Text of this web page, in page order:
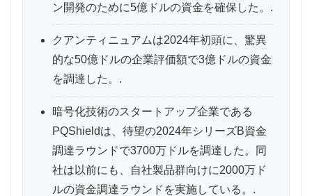
ン開発のために5億ドルの資金を確保した。.
クアンティニュアムは2024年初頭に、驚異
的な50億ドルの企業評価額で3億ドルの資金
を調達した。.
暗号化技術のスタートアップ企業である
PQShieldは、待望の2024年シリーズB資金
調達ラウンドで3700万ドルを調達した。同
社は以前にも、自社製品群向けに2000万ド
ルの資金調達ラウンドを実施している。.